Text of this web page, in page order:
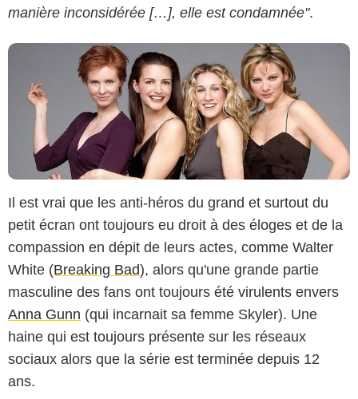
manière inconsidérée […], elle est condamnée".
Il est vrai que les anti-héros du grand et surtout du
petit écran ont toujours eu droit à des éloges et de la
compassion en dépit de leurs actes, comme Walter
White (Breaking Bad), alors qu'une grande partie
masculine des fans ont toujours été virulents envers
Anna Gunn (qui incarnait sa femme Skyler). Une
haine qui est toujours présente sur les réseaux
sociaux alors que la série est terminée depuis 12
ans.